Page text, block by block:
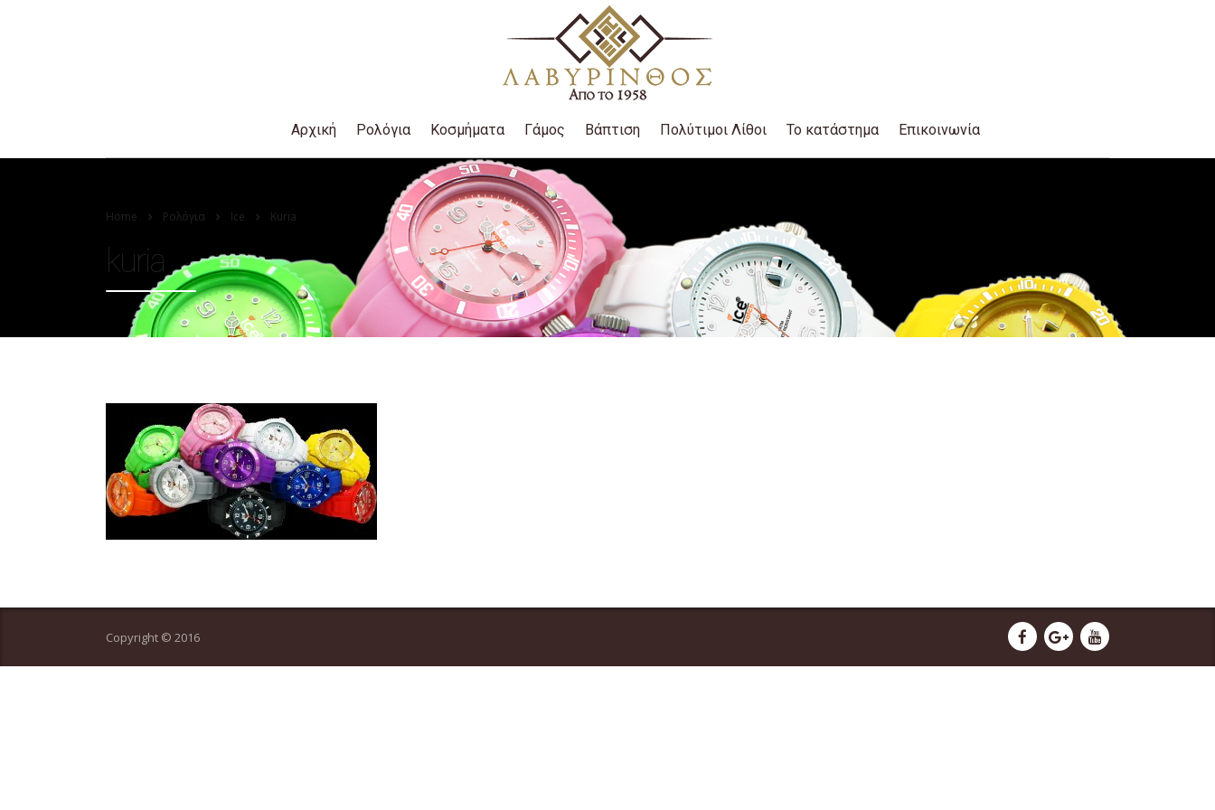
Αρχική Ρολόγια Κοσμήματα Γάμος Βάπτιση Πολύτιμοι Λίθοι Το κατάστημα Επικοινωνία
Home Ρολόγια Ice Kuria
kuria
Copyright © 2016